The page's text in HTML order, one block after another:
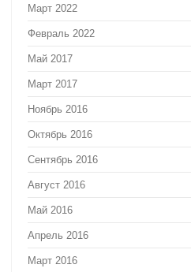
Март 2022
Февраль 2022
Май 2017
Март 2017
Ноябрь 2016
Октябрь 2016
Сентябрь 2016
Август 2016
Май 2016
Апрель 2016
Март 2016